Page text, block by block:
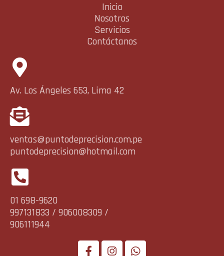
Inicio
Nosotros
Servicios
Contáctanos
Av. Los Ángeles 653, Lima 42
ventas@puntodeprecision.com.pe
puntodeprecision@hotmail.com
01 698-9620
997131833 / 906008309 /
906111944